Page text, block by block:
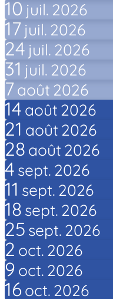
10 juil. 2026
17 juil. 2026
24 juil. 2026
31 juil. 2026
7août 2026
14 août 2026
21 août 2026
28 août 2026
4 sept. 2026
11 sept. 2026
18 sept. 2026
25 sept. 2026
2 oct. 2026
9 oct. 2026
16 oct. 2026